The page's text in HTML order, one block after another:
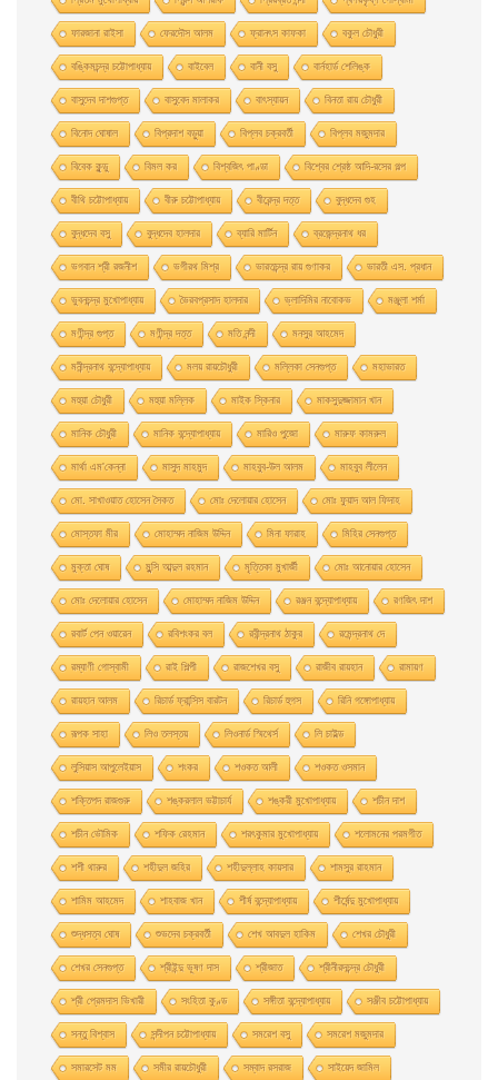
ফারজানা রাইসা ফেরদৌস আলম ফ্রানৎস কাফকা বকুল চৌধুরী
বঙ্কিমচন্দ্র চট্টোপাধ্যায় বাইবেল বানী বসু বার্নহার্ড শেলিঙ্ক
বাসুদেব দাশগুপ্ত বাসুবেদ মালাকর বাৎস্যায়ন বিনতা রায় চৌধুরী
বিনোদ ঘোষাল বিপ্রদাশ বড়ুয়া বিপ্লব চক্রবর্তী বিপ্লব মজুমদার
বিবেক কুন্ডু বিমল কর বিশ্বজিৎ পাণ্ডা বিশ্বের শ্রেষ্ঠ আদি-রসের গল্প
বীথি চট্টোপাধ্যায় বীরু চট্টোপাধ্যায় বীরেন্দ্র দত্ত বুদ্ধদেব গুহ
বুদ্ধদেব বসু বুদ্ধদেব হালদার ব্যারি মার্টিন ব্রজেন্দ্রনাথ ধর
ভগবান শ্রী রজনীশ ভগীরথ মিশ্র ভারতচন্দ্র রায় গুণাকর ভারতী এস. প্রধান
ভুবনচন্দ্র মুখোপাধ্যায় ভৈরবপ্রসাদ হালদার ভ্লাদিমির নাবোকভ মঞ্জুলা শর্মা
মণীন্দ্র গুপ্ত মণীন্দ্র দত্ত মতি নন্দী মনসুর আহমেদ
মনীন্দ্রনাথ বন্দ্যোপাধ্যায় মলয় রায়চৌধুরী মল্লিকা সেনগুপ্ত মহাভারত
মহুয়া চৌধুরী মহুয়া মল্লিক মাইক স্কিনার মাকসুদুজ্জামান খান
মানিক চৌধুরী মানিক বন্দ্যোপাধ্যায় মারিও পুজো মারুফ কামরুল
মার্থা এম'কেন্না মাসুদ মাহমুদ মাহবুব-উল আলম মাহবুব লীলেন
মাে. সাখাওয়াত হােসেন সৈকত মােঃ দেলােয়ার হােসেন মােঃ ফুয়াদ আল ফিদাহ
মােস্তফা মীর মােহাম্মদ নাজিম উদ্দিন মিনা ফারাহ মিহির সেনগুপ্ত
মুক্তা ঘোষ মুন্সি আব্দুল রহমান মৃত্তিকা মুখার্জী মোঃ আনোয়ার হোসেন
মোঃ দেলোয়ার হােসেন মোহাম্মদ নাজিম উদ্দিন রঞ্জন বন্দ্যোপাধ্যায় রণজিৎ দাশ
রবার্ট পেন ওয়ারেন রবিশংকর বল রবীন্দ্রনাথ ঠাকুর রমেন্দ্রনাথ দে
রম্যাণী গোস্বামী রাই শিল্পী রাজশেখর বসু রাজীব রায়হান রামায়ণ
রায়হান আলম রিচার্ড ফ্রান্সিস বারটন রিচার্ড হুগস রিনি গঙ্গোপাধ্যায়
রূপক সাহা লিও তলস্তয় লিওনার্ড স্মিথের্স লি চাইল্ড
লুসিয়াস আপুলেইয়াস শংকর শওকত আলী শওকত ওসমান
শক্তিপদ রাজগুরু শঙ্করলাল ভট্টাচার্য শঙ্করী মুখােপাধ্যায় শচীন দাশ
শচীন ভৌমিক শফিক রেহমান শরৎকুমার মুখোপাধ্যায় শলোমনের পরমগীত
শশী থারুর শহীদুল জহির শহীদুল্লাহ কায়সার শামসুর রাহমান
শামিম আহমেদ শাহবাজ খান শীর্ষ বন্দ্যোপাধ্যায় শীর্ষেন্দু মুখোপাধ্যায়
শুদ্ধসত্ব ঘোষ শুভদেব চক্রবর্তী শেখ আবদুল হাকিম শেখর চৌধুরী
শেখর সেনগুপ্ত শ্রীইন্দু ভূষণ দাস শ্রীজাত শ্রীনীরদচন্দ্র চৌধুরী
শ্রী প্রেমদাস ভিখারী সংহিতা কুণ্ড সঙ্গীতা বন্দ্যোপাধ্যায় সঞ্জীব চট্টোপাধ্যায়
সন্তু বিশ্বাস সন্দীপন চট্টোপাধ্যায় সমরেশ বসু সমরেশ মজুমদার
সমারসেট মম সমীর রায়চৌধুরী সম্বাদ রসরাজ সাইয়েদ জামিল